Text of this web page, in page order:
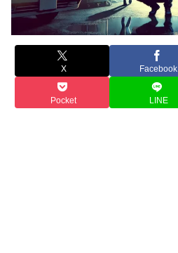
X Facebook
Pocket LINE